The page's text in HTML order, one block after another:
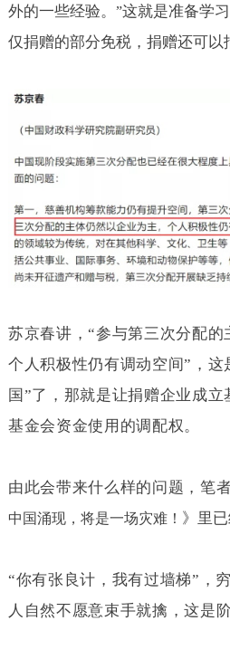
外的一些经验。 ”这就是准备学
仅捐赠的部分免税，捐赠还可以
苏京春讲，“参与第三次分配的
个人积极性仍有调动空间”，这
国”了，那就是让捐赠企业成
基金会资金使用的调配权。
由此会带来什么样的问题，笔
中国涌现，将是一场灾难！ 》里已
“你有张良计，我有过墙梯”，
人自然不愿意束手就擒，这是